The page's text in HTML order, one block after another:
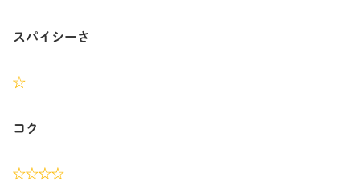
スパイシーさ
☆
コク
☆☆☆☆